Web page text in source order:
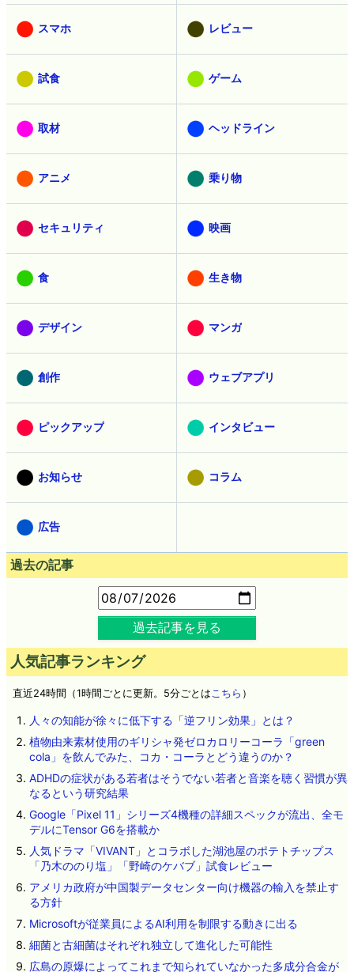
スマホ レビュー
試食 ゲーム
取材 ヘッドライン
アニメ 乗り物
セキュリティ 映画
食 生き物
デザイン マンガ
創作 ウェブアプリ
ピックアップ インタビュー
お知らせ コラム
広告
過去の記事
過去記事を見る
人気記事ランキング
直近24時間（1時間ごとに更新。5分ごとはこちら ）
人々の知能が徐々に低下する「逆フリン効果」とは？
植物由来素材使用のギリシャ発ゼロカロリーコーラ「green
cola」を飲んでみた、コカ・コーラとどう違うのか？
ADHDの症状がある若者はそうでない若者と音楽を聴く習慣が異
なるという研究結果
Google「Pixel 11」シリーズ4機種の詳細スペックが流出、全モ
デルにTensor G6を搭載か
人気ドラマ「VIVANT」とコラボした湖池屋のポテトチップス
「乃木ののり塩」「野崎のケバブ」試食レビュー
アメリカ政府が中国製データセンター向け機器の輸入を禁止す
る方針
Microsoftが従業員によるAI利用を制限する動きに出る
細菌と古細菌はそれぞれ独立して進化した可能性
広島の原爆によってこれまで知られていなかった多成分合金が